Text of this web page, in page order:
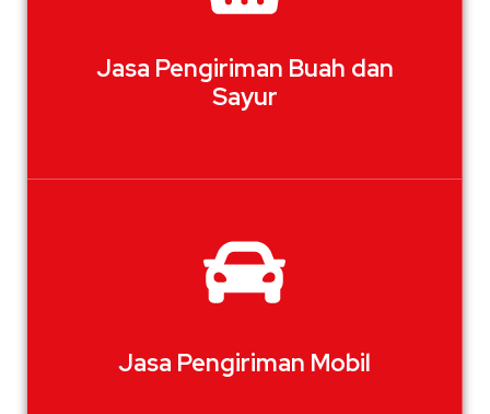
Jasa Pengiriman Buah dan
Sayur
Jasa Pengiriman Mobil